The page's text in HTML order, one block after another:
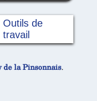
Outils de
travail
de la Pinsonnais.